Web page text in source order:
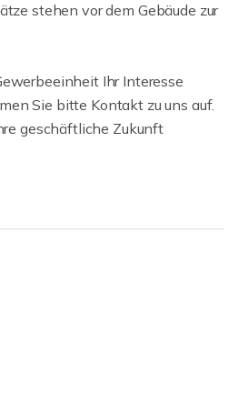
stehen vor dem Gebäude zur
Ihr Interesse
Sie bitte Kontakt zu uns auf.
geschäftliche Zukunft